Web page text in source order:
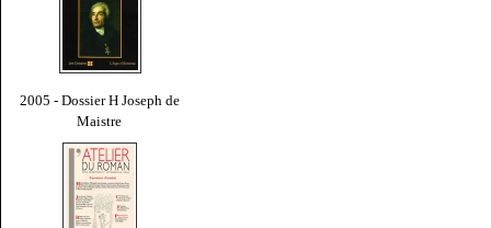
2005 - Dossier H Joseph de
Maistre